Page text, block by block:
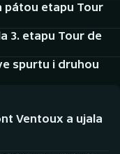
pátou etapu Tour
3. etapu Tour de
spurtu i druhou
Ventoux a ujala